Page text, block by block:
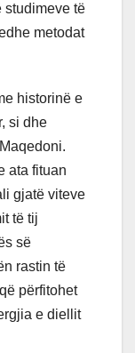
studimeve të
metodat
historinë e
si dhe
ata fituan
gjatë viteve
të tij
së
rastin të
përfitohet
e diellit